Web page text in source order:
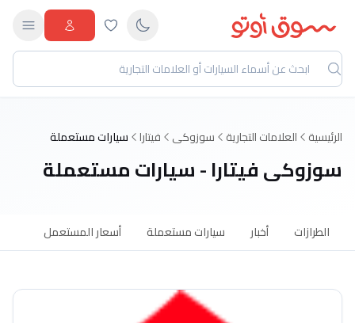
الرئيسية العلامات التجارية سوزوكى فيتارا سيارات مستعملة
سوزوكى فيتارا - سيارات مستعملة
الطرازات أخبار سيارات مستعملة أسعار المستعمل